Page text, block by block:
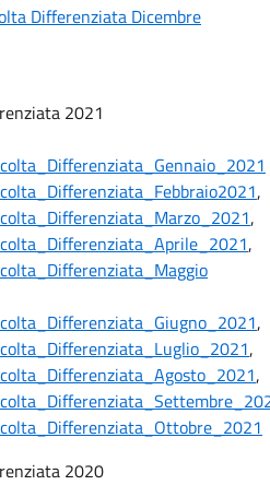
Differenziata Dicembre
2021
,
,
,
,
,
,
2020